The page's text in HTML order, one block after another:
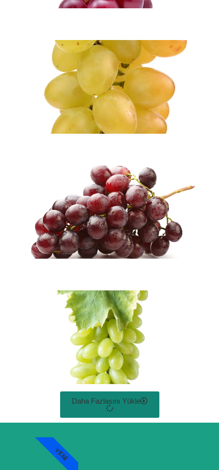
Daha Fazlasını Yükle
YENI